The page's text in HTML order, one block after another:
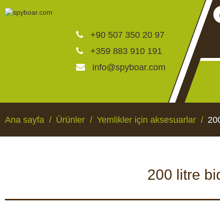
+90 507 350 20 97
+359 883 910 191
info@spyboar.com
CANLI GÖRÜNTÜLÜ
Av kameraları
CCTV kameraları
Ana sayfa Ürünler Yemlikler için aksesuarlar
200 litre